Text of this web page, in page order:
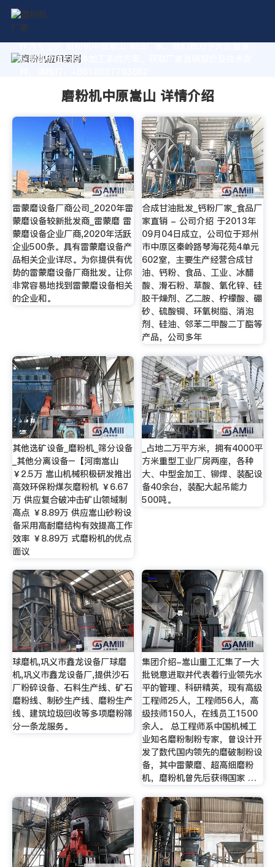
作为专业的 磨粉机中原嵩山 制造厂家，我们致力于为您量身
定制高价值的粉体加工系统方案。获取厂家直销报价及技术支
磨粉机中原嵩山 详情介绍
雷蒙磨设备厂商公司_2020年雷
蒙磨设备较新批发商_雷蒙磨 雷
蒙磨设备企业厂商,2020年活跃
企业500条。具有雷蒙磨设备产
品相关企业详尽。为你提供有优
势的雷蒙磨设备厂商批发。让你
非常容易地找到雷蒙磨设备相关
的企业和。
合成甘油批发_钙粉厂家_食品厂
家直销 - 公司介绍 于2013年
09月04日成立，公司位于郑州
市中原区秦岭路琴海花苑4单元
602室，主要生产经营合成甘
油、钙粉、食品、工业、冰醋
酸、滑石粉、草酸、氧化锌、硅
胶干燥剂、乙二胺、柠檬酸、硼
砂、硫酸铜、环氧树脂、消泡
剂、硅油、邻苯二甲酸二丁酯等
产品，公司多年
其他选矿设备_磨粉机_筛分设备
_其他分离设备–【河南嵩山
￥2.5万 嵩山机械积极研发推出
高效环保粉煤灰磨粉机 ￥6.67
万 供应复合破冲击矿山领域制
高点 ￥8.89万 供应嵩山砂粉设
备采用高耐磨结构有效提高工作
效率 ￥8.89万 式磨粉机的优点
面议
_占地二万平方米，拥有4000平
方米重型工业厂房两座，各种
大、中型金加工、铆焊、装配设
备40余台，装配大起吊能力
500吨。
球磨机,巩义市鑫龙设备厂球磨
机,巩义市鑫龙设备厂,提供沙石
厂粉碎设备、石料生产线、矿石
磨粉线、制砂生产线、磨粉生产
线、建筑垃圾回收等多项磨粉筛
分一条龙服务。
集团介绍-嵩山重工汇集了一大
批锐意进取并代表着行业领先水
平的管理、科研精英，现有高级
工程师25人，工程师56人，高
级技师150人，在线员工1500
余人。 总工程师系中国机械工
业知名磨粉制粉专家，曾设计开
发了数代国内领先的磨破制粉设
备，其中雷蒙磨、超高细磨粉
机，磨粉机曾先后获得国家 …